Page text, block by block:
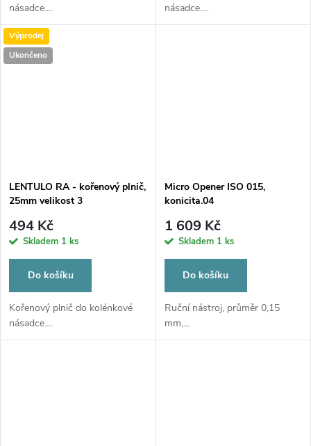
násadce....
násadce....
Výprodej
Ukončeno
LENTULO RA - kořenový plnič,
25mm velikost 3
494 Kč
Skladem 1 ks
Do košíku
Kořenový plnič do kolénkové
násadce....
Micro Opener ISO 015,
konicita.04
1 609 Kč
Skladem 1 ks
Do košíku
Ruční nástroj, průměr 0,15
mm,...